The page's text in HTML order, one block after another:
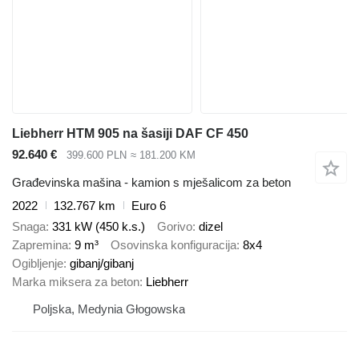
Liebherr HTM 905 na šasiji DAF CF 450
92.640 €
399.600 PLN ≈ 181.200 KM
Građevinska mašina - kamion s mješalicom za beton
2022
132.767 km
Euro 6
Snaga 331 kW (450 k.s.) Gorivo dizel
Zapremina 9 m³ Osovinska konfiguracija 8x4
Ogibljenje gibanj/gibanj
Marka miksera za beton Liebherr
Poljska, Medynia Głogowska